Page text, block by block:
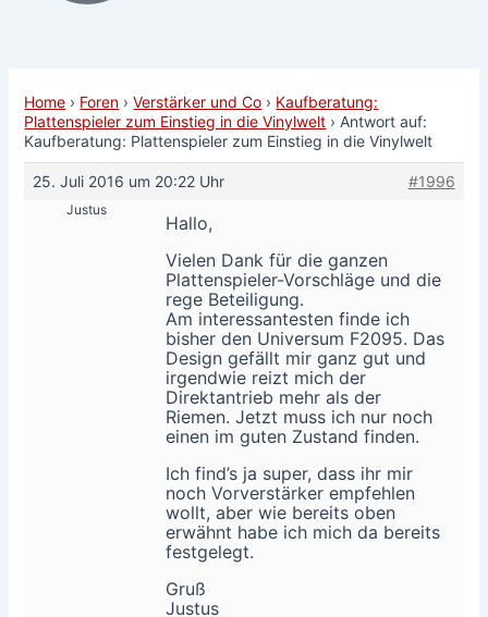
Home › Foren › Verstärker und Co › Kaufberatung:
Plattenspieler zum Einstieg in die Vinylwelt › Antwort auf:
Kaufberatung: Plattenspieler zum Einstieg in die Vinylwelt
25. Juli 2016 um 20:22 Uhr #1996
Justus
Hallo,
Vielen Dank für die ganzen
Plattenspieler-Vorschläge und die
rege Beteiligung.
Am interessantesten finde ich
bisher den Universum F2095. Das
Design gefällt mir ganz gut und
irgendwie reizt mich der
Direktantrieb mehr als der
Riemen. Jetzt muss ich nur noch
einen im guten Zustand finden.
Ich find’s ja super, dass ihr mir
noch Vorverstärker empfehlen
wollt, aber wie bereits oben
erwähnt habe ich mich da bereits
festgelegt.
Gruß
Justus